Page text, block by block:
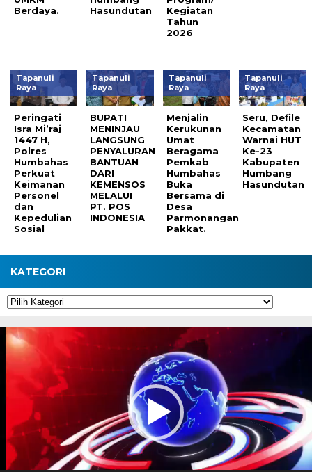
Berdaya.
Hasundutan
Kegiatan
Tahun
2026
Tapanuli
Raya
Peringati
Isra Mi’raj
1447 H,
Polres
Humbahas
Perkuat
Keimanan
Personel
dan
Kepedulian
Sosial
Tapanuli
Raya
BUPATI
MENINJAU
LANGSUNG
PENYALURAN
BANTUAN
DARI
KEMENSOS
MELALUI
PT. POS
INDONESIA
Tapanuli
Raya
Menjalin
Kerukunan
Umat
Beragama
Pemkab
Humbahas
Buka
Bersama di
Desa
Parmonangan
Pakkat.
Tapanuli
Raya
Seru, Defile
Kecamatan
Warnai HUT
Ke-23
Kabupaten
Humbang
Hasundutan
KATEGORI
Kategori
Pemutar
Video